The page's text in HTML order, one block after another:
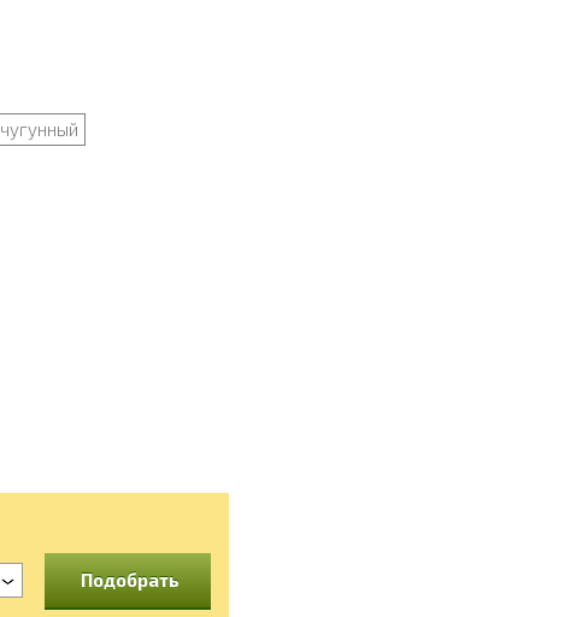
чугунный
Подобрать